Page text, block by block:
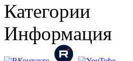
Категории
Информация